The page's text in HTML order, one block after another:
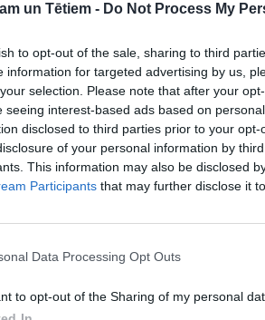
un Tētiem - Do Not Process My
to opt-out of the sale, sharing to third
information for targeted advertising by us,
selection. Please note that after your
seeing interest-based ads based on
disclosed to third parties prior to your
of your personal information by
This information may also be disclosed
Participants that may further disclose it
Data Processing Opt Outs
to opt-out of the Sharing of my personal